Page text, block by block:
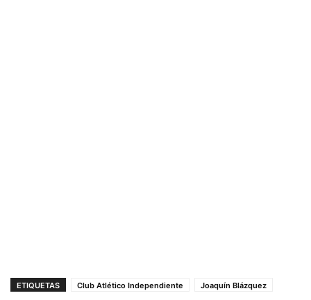
ETIQUETAS Club Atlético Independiente Joaquín Blázquez